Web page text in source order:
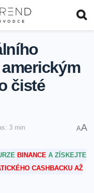
čisté
3 min AA
BINANCE A ZÍSKEJTE
CASHBACKU AŽ